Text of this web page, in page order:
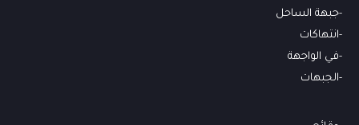
جبهة الساحل
انتهاكات
في الواجهة
الجبهات